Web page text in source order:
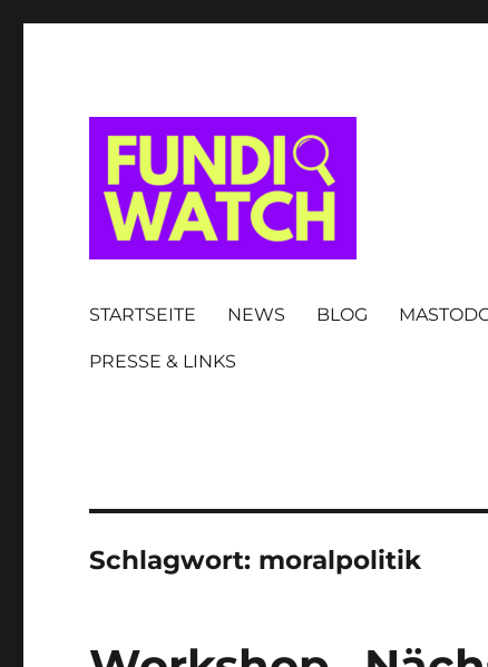
STARTSEITE NEWS BLOG
PRESSE & LINKS
Schlagwort: moralpolitik